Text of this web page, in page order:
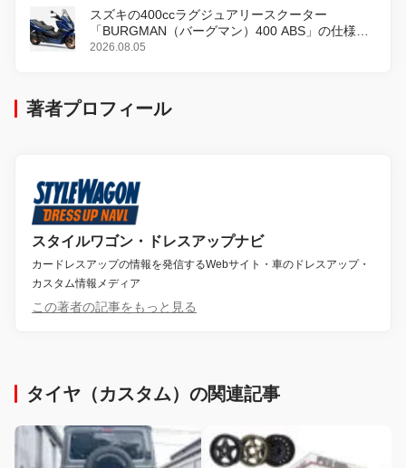
スズキの400ccラグジュアリースクーター
「BURGMAN（バーグマン）400 ABS」の仕様を
変更し、8月18日に発売
2026.08.05
著者プロフィール
スタイルワゴン・ドレスアップナビ
カードレスアップの情報を発信するWebサイト・車のドレスアップ・
カスタム情報メディア
この著者の記事をもっと見る
タイヤ（カスタム）の関連記事